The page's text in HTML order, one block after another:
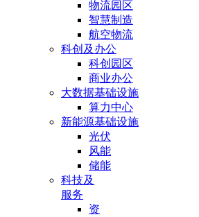
物流园区
智慧制造
航空物流
科创及办公
科创园区
商业办公
大数据基础设施
算力中心
新能源基础设施
光伏
风能
储能
科技及
服务
资